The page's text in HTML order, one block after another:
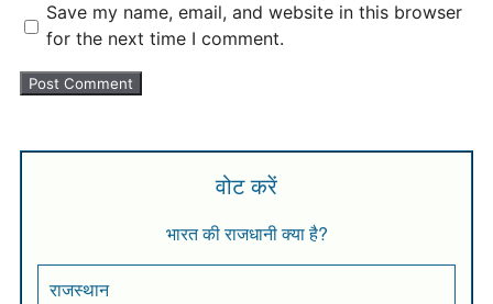
Save my name, email, and website in this browser
for the next time I comment.
वोट करें
भारत की राजधानी क्या है?
राजस्थान